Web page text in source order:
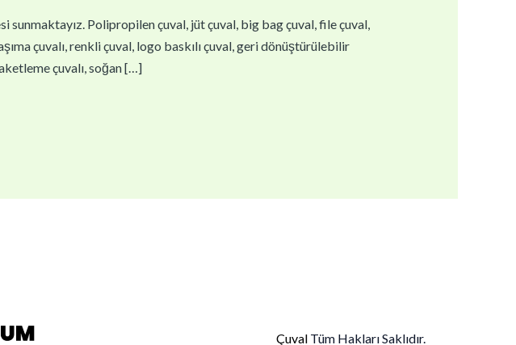
Polipropilen çuval, jüt çuval, big bag çuval, file çuval,
çuvalı, renkli çuval, logo baskılı çuval, geri dönüştürülebilir
çuvalı, soğan […]
ÇuvalTüm Hakları Saklıdır.